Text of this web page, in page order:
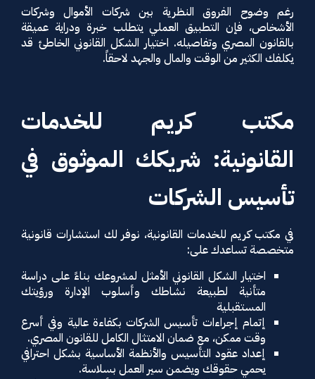
رغم وضوح الفروق النظرية بين شركات الأموال وشركات
الأشخاص، فإن التطبيق العملي يتطلب خبرة ودراية عميقة
بالقانون المصري وتفاصيله. اختيار الشكل القانوني الخاطئ قد
يكلفك الكثير من الوقت والمال والجهد لاحقاً.
مكتب كريم للخدمات
القانونية: شريكك الموثوق في
تأسيس الشركات
في مكتب كريم للخدمات القانونية، نوفر لك استشارات قانونية
متخصصة تساعدك على:
اختيار الشكل القانوني الأمثل لمشروعك بناءً على دراسة
متأنية لطبيعة نشاطك وأسلوب الإدارة ورؤيتك
المستقبلية
إتمام إجراءات تأسيس الشركات بكفاءة عالية وفي أسرع
وقت ممكن، مع ضمان الامتثال الكامل للقانون المصري.
إعداد عقود التأسيس والأنظمة الأساسية بشكل احترافي
يحمي حقوقك ويضمن سير العمل بسلاسة.